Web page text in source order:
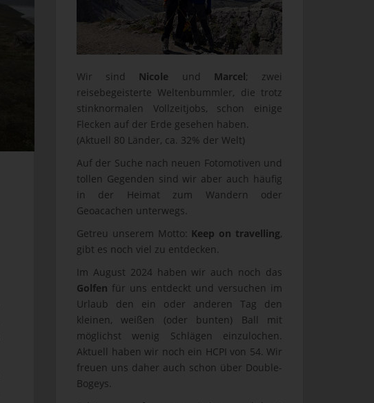
Wir sind Nicole und Marcel; zwei
reisebegeisterte Weltenbummler, die trotz
stinknormalen Vollzeitjobs, schon einige
Flecken auf der Erde gesehen haben.
(Aktuell 80 Länder, ca. 32% der Welt)
Auf der Suche nach neuen Fotomotiven und
tollen Gegenden sind wir aber auch häufig
in der Heimat zum Wandern oder
Geoacachen unterwegs.
Getreu unserem Motto: Keep on travelling,
gibt es noch viel zu entdecken.
Im August 2024 haben wir auch noch das
Golfen für uns entdeckt und versuchen im
Urlaub den ein oder anderen Tag den
kleinen, weißen (oder bunten) Ball mit
möglichst wenig Schlägen einzulochen.
Aktuell haben wir noch ein HCPI von 54. Wir
freuen uns daher auch schon über Double-
Bogeys.